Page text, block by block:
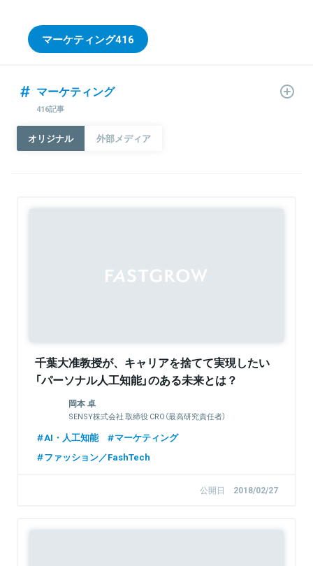
マーケティング416
マーケティング
416記事
オリジナル 外部メディア
千葉大准教授が、キャリアを捨てて実現したい
「パーソナル人工知能」のある未来とは？
岡本 卓
SENSY株式会社 取締役 CRO（最高研究責任者）
AI・人工知能
マーケティング
ファッション／FashTech
公開日 2018/02/27